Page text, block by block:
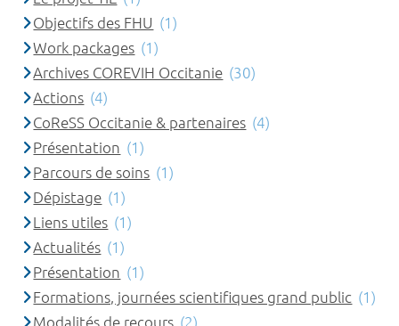
Objectifs des FHU (1)
Work packages (1)
Archives COREVIH Occitanie (30)
Actions (4)
CoReSS Occitanie & partenaires (4)
Présentation (1)
Parcours de soins (1)
Dépistage (1)
Liens utiles (1)
Actualités (1)
Présentation (1)
Formations, journées scientifiques grand public (1)
Modalités de recours (2)